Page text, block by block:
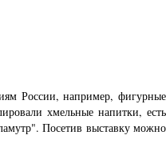
России, например, фигурные
хмельные напитки, есть
Посетив выставку можно